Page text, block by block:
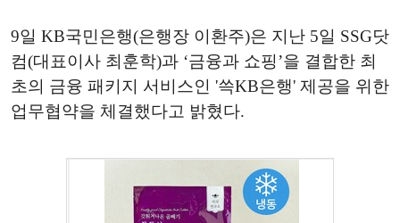
9일 KB국민은행(은행장 이환주)은 지난 5일 SSG닷
컴(대표이사 최훈학)과 ‘금융과 쇼핑’을 결합한 최
초의 금융 패키지 서비스인 '쓱KB은행' 제공을 위한
업무협약을 체결했다고 밝혔다.